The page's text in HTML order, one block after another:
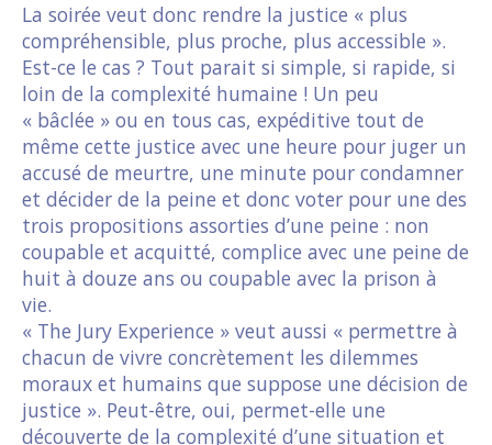
La soirée veut donc rendre la justice « plus
compréhensible, plus proche, plus accessible ».
Est-ce le cas ? Tout parait si simple, si rapide, si
loin de la complexité humaine ! Un peu
« bâclée » ou en tous cas, expéditive tout de
même cette justice avec une heure pour juger un
accusé de meurtre, une minute pour condamner
et décider de la peine et donc voter pour une des
trois propositions assorties d’une peine : non
coupable et acquitté, complice avec une peine de
huit à douze ans ou coupable avec la prison à
vie.
« The Jury Experience » veut aussi « permettre à
chacun de vivre concrètement les dilemmes
moraux et humains que suppose une décision de
justice ». Peut-être, oui, permet-elle une
découverte de la complexité d’une situation et